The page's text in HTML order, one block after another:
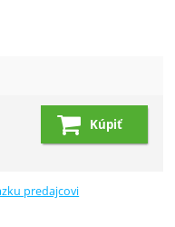
Kúpiť
predajcovi